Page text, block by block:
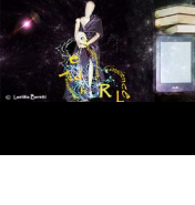
Aller
au
contenu